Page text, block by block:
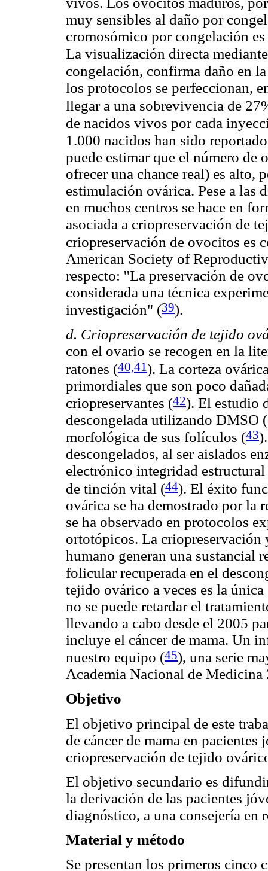
muy sensibles al daño por
cromosómico por congelación
La visualización directa
congelación, confirma daño en
los protocolos se perfeccionan,
llegar a una sobrevivencia de
de nacidos vivos por cada
1.000 nacidos han sido
puede estimar que el número de
ofrecer una chance real) es alto,
estimulación ovárica. Pese a las
en muchos centros se hace en
asociada a criopreservación de
criopreservación de ovocitos es
American Society of
respecto: ''La preservación de
considerada una técnica
investigación" (39).
d. Criopreservación de tejido
con el ovario se recogen en la
ratones (40,41). La corteza
primordiales que son poco
criopreservantes (42). El estudio
descongelada utilizando
morfológica de sus folículos (43
descongelados, al ser aislados
electrónico integridad
de tinción vital (44). El éxito
ovárica se ha demostrado por
se ha observado en protocolos
ortotópicos. La
humano generan una sustancial
folicular recuperada en el
tejido ovárico a veces es la
no se puede retardar el
llevando a cabo desde el 2005
incluye el cáncer de mama. Un
nuestro equipo (45), una serie
Academia Nacional de Medicina
Objetivo
El objetivo principal de este
de cáncer de mama en
criopreservación de tejido
El objetivo secundario es
la derivación de las pacientes
diagnóstico, a una consejería en
Material y método
Se presentan los primeros cinco